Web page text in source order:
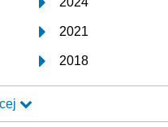
2021
2018
2015
2012